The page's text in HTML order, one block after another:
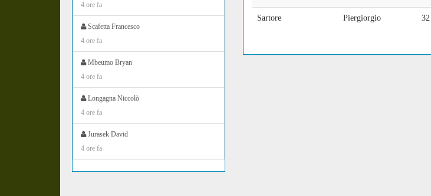
4 ore fa
Scafetta Francesco
4 ore fa
Mbeumo Bryan
4 ore fa
Longagna Niccolò
4 ore fa
Jurasek David
4 ore fa
Sartore Piergiorgio 32